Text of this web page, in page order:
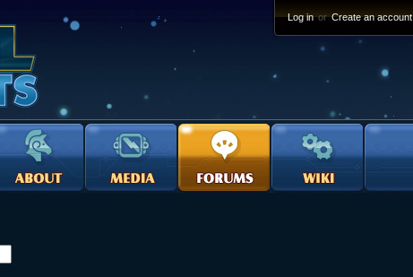
Log in or Create an account